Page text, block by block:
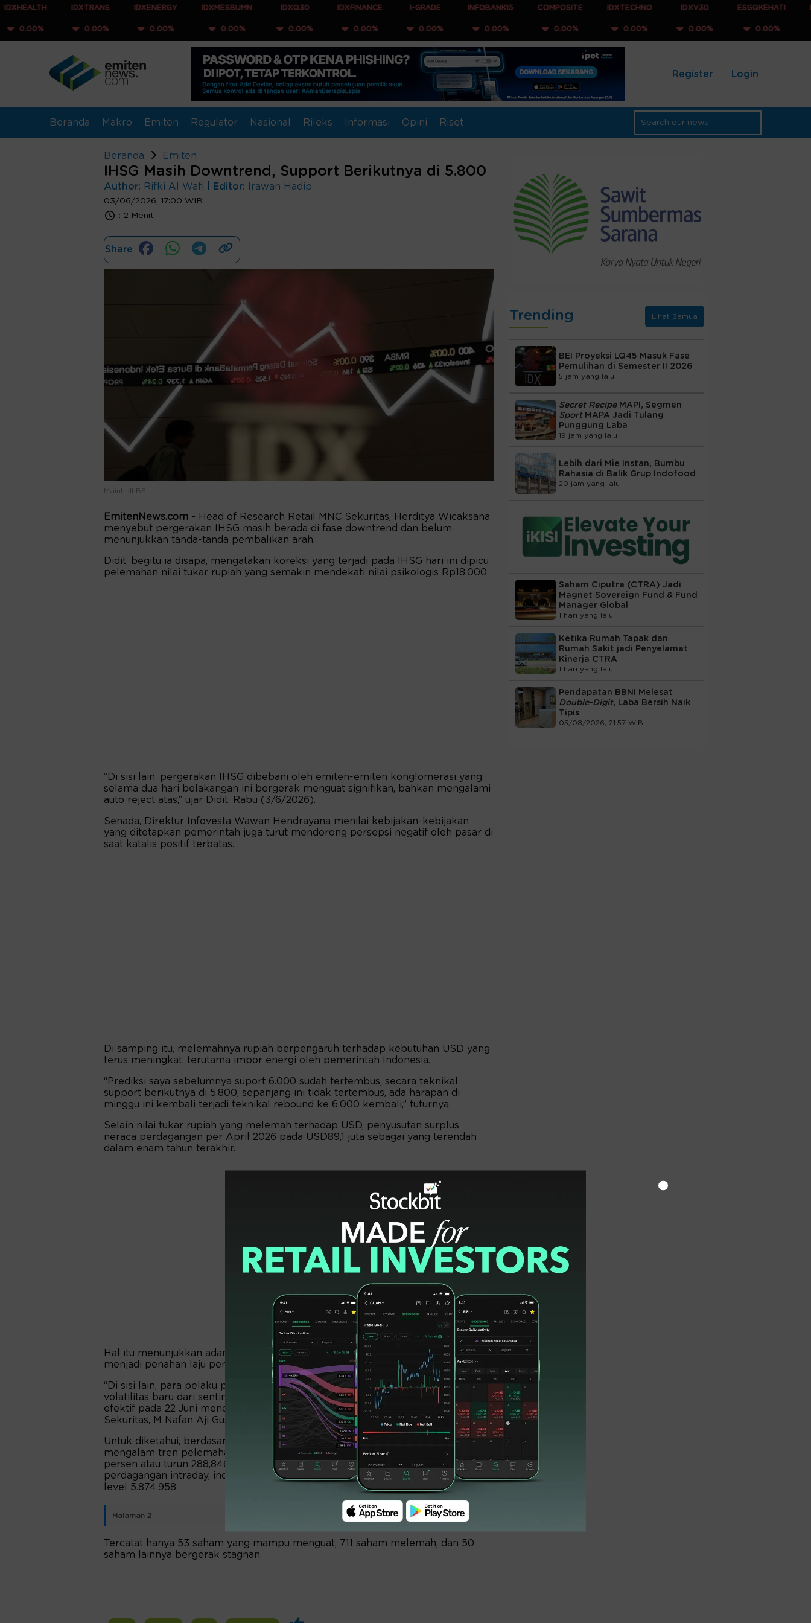
IDXTRANS
0.00%
IDXENERGY
0.00%
IDXMESBUMN
0.00%
IDXQ30
0.00%
IDXFINANCE
0.00%
I-GRADE
0.00%
INFOBANK15
0.00%
COMPOSITE
0.00%
IDXTECHNO
0.00%
IDXV30
0.00%
ESGQKEHATI
0.00%
IDXNONCYC
0.00%
Register Login
Beranda Makro Emiten Regulator Nasional Rileks Informasi Opini Riset
Beranda Emiten
IHSG Masih Downtrend, Support Berikutnya di 5.800
Author: Rifki Al Wafi Editor: Irawan Hadip
03/06/2026, 17:00 WIB
: 2 Menit
Share
Mainhall BEI.
EmitenNews.com - Head of Research Retail MNC Sekuritas, Herditya Wicaksana
menyebut pergerakan IHSG masih berada di fase downtrend dan belum
menunjukkan tanda-tanda pembalikan arah.
Didit, begitu ia disapa, mengatakan koreksi yang terjadi pada IHSG hari ini dipicu
pelemahan nilai tukar rupiah yang semakin mendekati nilai psikologis Rp18.000.
“Di sisi lain, pergerakan IHSG dibebani oleh emiten-emiten konglomerasi yang
selama dua hari belakangan ini bergerak menguat signifikan, bahkan mengalami
auto reject atas,” ujar Didit, Rabu (3/6/2026).
Senada, Direktur Infovesta Wawan Hendrayana menilai kebijakan-kebijakan
yang ditetapkan pemerintah juga turut mendorong persepsi negatif oleh pasar di
saat katalis positif terbatas.
Di samping itu, melemahnya rupiah berpengaruh terhadap kebutuhan USD yang
terus meningkat, terutama impor energi oleh pemerintah Indonesia.
“Prediksi saya sebelumnya suport 6.000 sudah tertembus, secara teknikal
support berikutnya di 5.800, sepanjang ini tidak tertembus, ada harapan di
minggu ini kembali terjadi teknikal rebound ke 6.000 kembali,” tuturnya.
Selain nilai tukar rupiah yang melemah terhadap USD, penyusutan surplus
neraca perdagangan per April 2026 pada USD89,1 juta sebagai yang terendah
dalam enam tahun terakhir.
Hal itu menunjukkan adanya perlambatan dari kontibusi sektor eksternal dan
menjadi penahan laju penguatan IHSG.
“Di sisi lain, para pelaku pasar mulai mencermati dan bersiap menghadapi
volatilitas baru dari sentimen rebalancing indeks FTSE Russell yang dijadwalkan
efektif pada 22 Juni mendatang,” kata Senior Technical Analyst Mirae Asset
Sekuritas, M Nafan Aji Gusta.
Untuk diketahui, berdasarkan pantauan melalui RTI Business, IHSG terus
mengalam tren pelemahan. Sekitar pukul 15.34, IHSG masih terkoreksi 4,66
persen atau turun 288,846 poin ke level 5.906,580. Bahkan, sepanjang
perdagangan intraday, indeks sempat ambles 5,17 persen atau 320,469 poin ke
level 5.874,958.
Halaman 2
Tercatat hanya 53 saham yang mampu menguat, 711 saham melemah, dan 50
saham lainnya bergerak stagnan.
Trending Lihat Semua
BEI Proyeksi LQ45 Masuk Fase
Pemulihan di Semester II 2026
5 jam yang lalu
Secret RecipeMAPI, Segmen
Sport MAPA Jadi Tulang
Punggung Laba
19 jam yang lalu
Lebih dari Mie Instan, Bumbu
Rahasia di Balik Grup Indofood
20 jam yang lalu
Saham Ciputra (CTRA) Jadi
Magnet Sovereign Fund & Fund
Manager Global
1 hari yang lalu
Ketika Rumah Tapak dan
Rumah Sakit jadi Penyelamat
Kinerja CTRA
1 hari yang lalu
Pendapatan BBNI Melesat
Double-Digit, Laba Bersih Naik
Tipis
05/08/2026, 21:57 WIB